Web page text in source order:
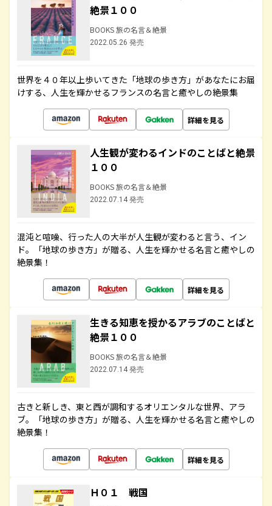
絶景１００
BOOKS 旅の名言＆絶景
2022.05.26 発売
世界を４０年以上歩いてきた「地球の歩き方」があなたにお届
けする、人生を輝かせるフランスの名言と癒やしの絶景集
詳細を見る
人生観が変わるインドのことばと絶景
１００
BOOKS 旅の名言＆絶景
2022.07.14 発売
混沌と喧噪、行った人の大半が人生観が変わると言う、イン
ド。「地球の歩き方」が贈る、人生を輝かせる名言と癒やしの
絶景集！
詳細を見る
生きる知恵を授かるアラブのことばと
絶景１００
BOOKS 旅の名言＆絶景
2022.07.14 発売
古きと新しき、東と西が調和するオリエンタルな世界、アラ
ブ。「地球の歩き方」が贈る、人生を輝かせる名言と癒やしの
絶景集！
詳細を見る
Ｈ０１ 戦国